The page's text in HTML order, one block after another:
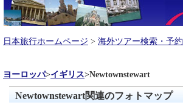
日本旅行ホームページ > 海外ツアー検索・予約
ヨーロッパ>イギリス>Newtownstewart
Newtownstewart関連のフォトマップ